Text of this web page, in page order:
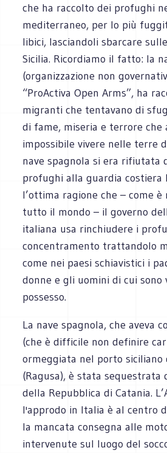
che ha raccolto dei profughi
mediterraneo, per lo più
libici, lasciandoli sbarcare
Sicilia. Ricordiamo il fatto: la
(organizzazione non
“ProActiva Open Arms”, ha
migranti che tentavano di
di fame, miseria e terrore che
impossibile vivere nelle terre
nave spagnola si era rifiutata
profughi alla guardia costiera
l’ottima ragione che – come è
tutto il mondo – il governo
italiana usa rinchiudere i
concentramento trattandolo
come nei paesi schiavistici i
donne e gli uomini di cui sono
possesso.
La nave spagnola, che aveva
(che è difficile non definire
ormeggiata nel porto siciliano
(Ragusa), è stata sequestrata
della Repubblica di Catania.
l'approdo in Italia è al centro
la mancata consegna alle
intervenute sul luogo del